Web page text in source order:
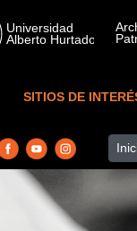
SITIOS DE